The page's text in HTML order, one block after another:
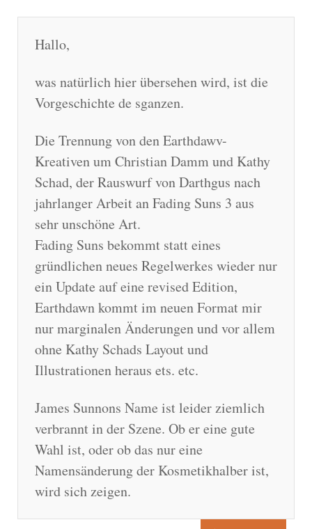
Hallo,
was natürlich hier übersehen wird, ist die
Vorgeschichte de sganzen.
Die Trennung von den Earthdawv-
Kreativen um Christian Damm und Kathy
Schad, der Rauswurf von Darthgus nach
jahrlanger Arbeit an Fading Suns 3 aus
sehr unschöne Art.
Fading Suns bekommt statt eines
gründlichen neues Regelwerkes wieder nur
ein Update auf eine revised Edition,
Earthdawn kommt im neuen Format mir
nur marginalen Änderungen und vor allem
ohne Kathy Schads Layout und
Illustrationen heraus ets. etc.
James Sunnons Name ist leider ziemlich
verbrannt in der Szene. Ob er eine gute
Wahl ist, oder ob das nur eine
Namensänderung der Kosmetikhalber ist,
wird sich zeigen.